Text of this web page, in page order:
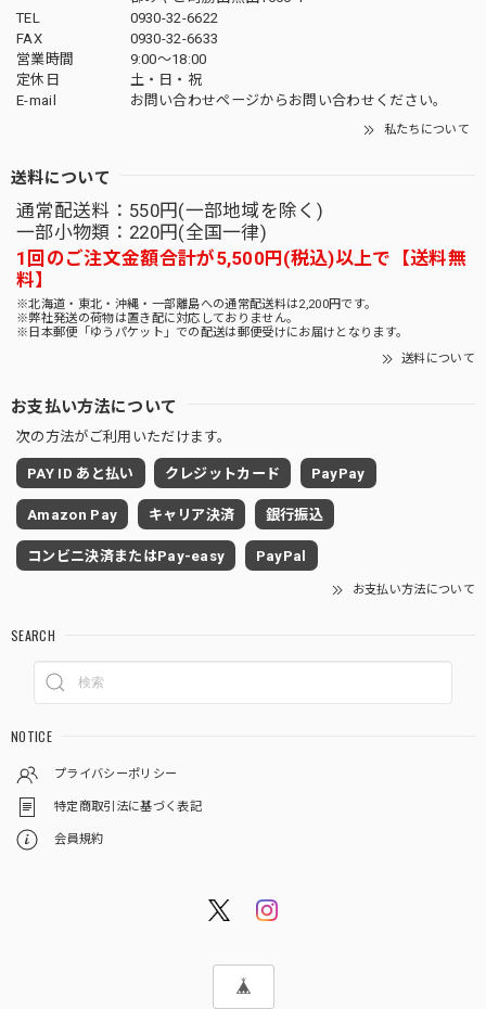
TEL
0930-32-6622
FAX
0930-32-6633
営業時間
9:00〜18:00
定休日
土・日・祝
E-mail
お問い合わせページからお問い合わせください。
私たちについて
送料について
通常配送料：550円(一部地域を除く)
一部小物類：220円(全国一律)
1回のご注文金額合計が5,500円(税込)以上で【送料無
料】
※北海道・東北・沖縄・一部離島への通常配送料は2,200円です。
※弊社発送の荷物は置き配に対応しておりません。
※日本郵便「ゆうパケット」での配送は郵便受けにお届けとなります。
送料について
お支払い方法について
次の方法がご利用いただけます。
PAY ID あと払い クレジットカード PayPay
Amazon Pay キャリア決済 銀行振込
コンビニ決済またはPay-easy PayPal
お支払い方法について
SEARCH
NOTICE
プライバシーポリシー
特定商取引法に基づく表記
会員規約